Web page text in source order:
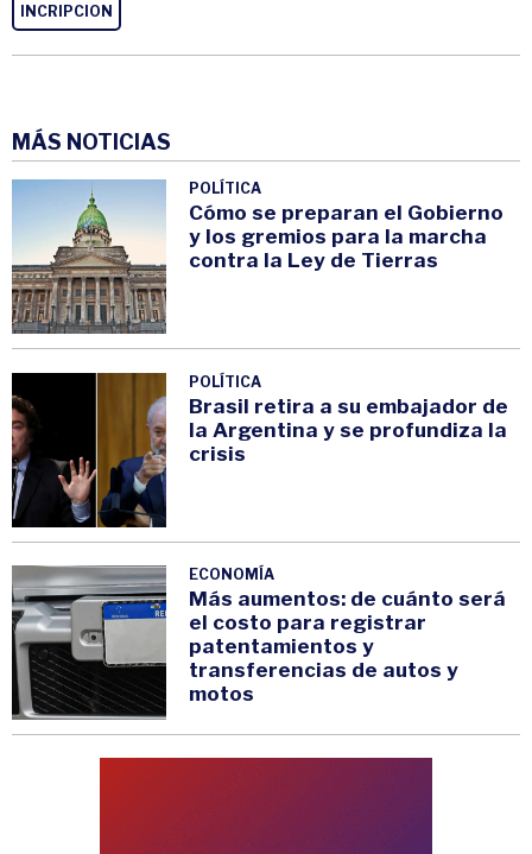
INCRIPCION
MÁS NOTICIAS
POLÍTICA
Cómo se preparan el Gobierno
y los gremios para la marcha
contra la Ley de Tierras
POLÍTICA
Brasil retira a su embajador de
la Argentina y se profundiza la
crisis
ECONOMÍA
Más aumentos: de cuánto será
el costo para registrar
patentamientos y
transferencias de autos y
motos